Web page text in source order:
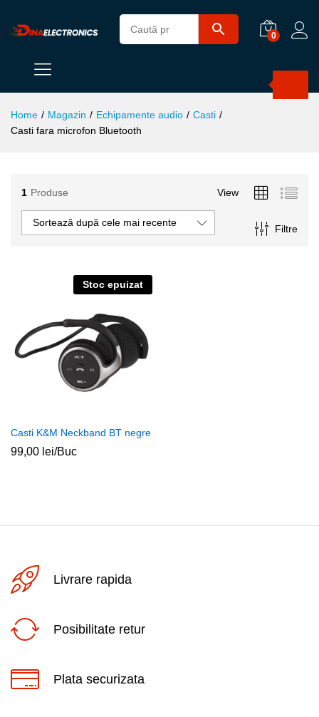
0
Home / Magazin / Echipamente audio / Casti /
Casti fara microfon Bluetooth
1 Produse View
Filtre
Sortează după cele mai recente
Stoc epuizat
Casti K&M Neckband BT negre
99,00 lei/Buc
Livrare rapida
Posibilitate retur
Plata securizata